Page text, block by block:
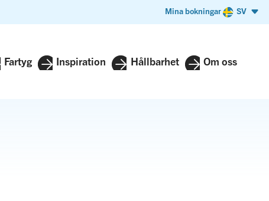
Mina bokningar SV
Fartyg Inspiration Hållbarhet Om oss